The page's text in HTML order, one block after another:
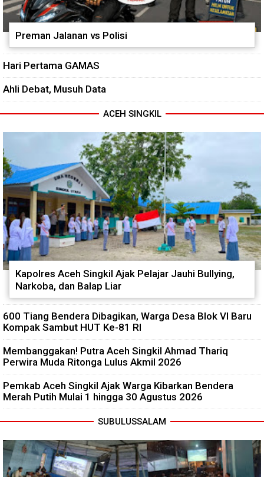
Preman Jalanan vs Polisi
Hari Pertama GAMAS
Ahli Debat, Musuh Data
ACEH SINGKIL
Kapolres Aceh Singkil Ajak Pelajar Jauhi Bullying,
Narkoba, dan Balap Liar
600 Tiang Bendera Dibagikan, Warga Desa Blok VI Baru
Kompak Sambut HUT Ke-81 RI
Membanggakan! Putra Aceh Singkil Ahmad Thariq
Perwira Muda Ritonga Lulus Akmil 2026
Pemkab Aceh Singkil Ajak Warga Kibarkan Bendera
Merah Putih Mulai 1 hingga 30 Agustus 2026
SUBULUSSALAM